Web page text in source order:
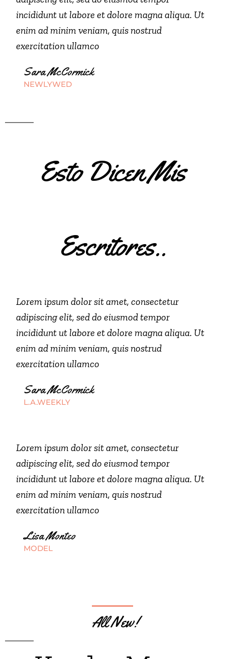
incididunt ut labore et dolore magna aliqua. Ut
enim ad minim veniam, quis nostrud
exercitation ullamco
Sara McCormick
NEWLYWED
Esto Dicen Mis
Escritores..
Lorem ipsum dolor sit amet, consectetur
adipiscing elit, sed do eiusmod tempor
incididunt ut labore et dolore magna aliqua. Ut
enim ad minim veniam, quis nostrud
exercitation ullamco
Sara McCormick
L.A.WEEKLY
Lorem ipsum dolor sit amet, consectetur
adipiscing elit, sed do eiusmod tempor
incididunt ut labore et dolore magna aliqua. Ut
enim ad minim veniam, quis nostrud
exercitation ullamco
Lisa Monteo
MODEL
All New!